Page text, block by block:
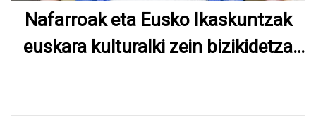
Ollo lehendakariordeak
EuskarAbentura 2026 parte hartzen